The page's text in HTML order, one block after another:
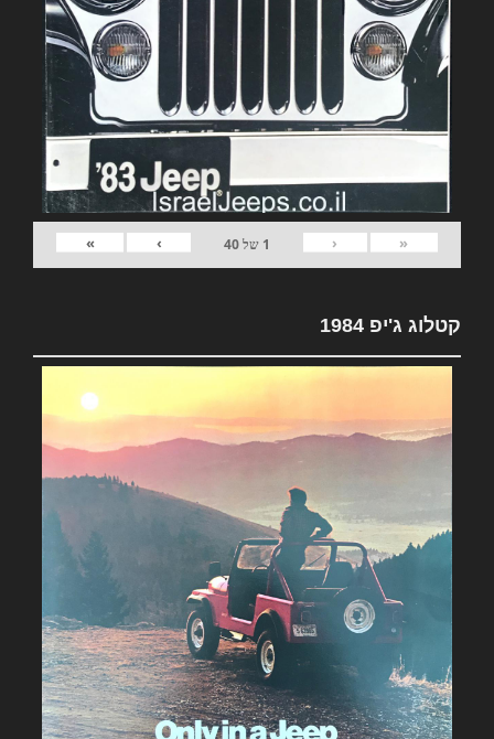
«
‹
1 של40
›
»
קטלוג ג'יפ 1984